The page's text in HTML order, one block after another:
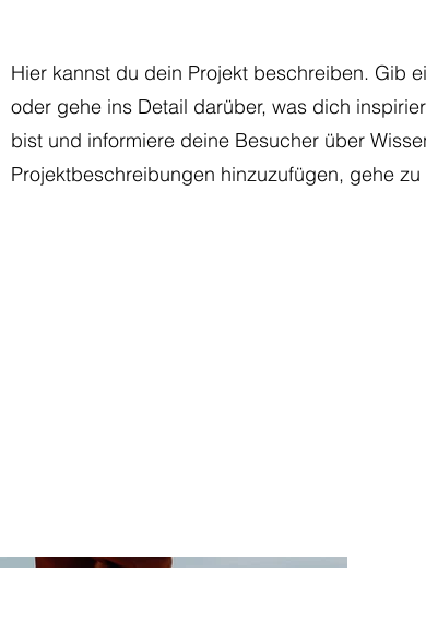
Hier kannst du dein Projekt beschreiben. Gib
oder gehe ins Detail darüber, was dich
bist und informiere deine Besucher über
Projektbeschreibungen hinzuzufügen, gehe zu